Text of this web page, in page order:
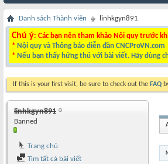
Danh sách Thành viên linhkgyn891
Chú ý: Các bạn nên tham khảo Nội quy trước
* Nội quy và Thông báo diễn đàn CNCProVN.com
* Nếu bạn thấy hứng thú với bài viết. Hãy dùng
If this is your first visit, be sure to check out the FAQ
linhkgyn891
Banned
Trang chủ
Tìm tất cả bài viết